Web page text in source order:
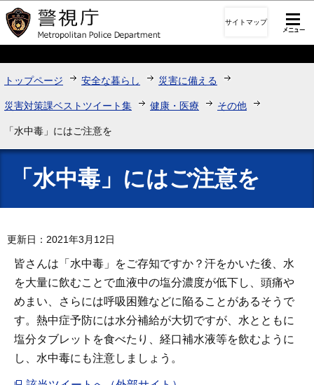
このページの本文へ移動
サイトマップ
トップページ 安全な暮らし 災害に備える
災害対策課ベストツイート集 健康・医療 その他
「水中毒」にはご注意を
「水中毒」にはご注意を
更新日：2021年3月12日
皆さんは「水中毒」をご存知ですか？汗をかいた後、水
を大量に飲むことで血液中の塩分濃度が低下し、頭痛や
めまい、さらには呼吸困難などに陥ることがあるそうで
す。熱中症予防には水分補給が大切ですが、水とともに
塩分タブレットを食べたり、経口補水液等を飲むように
し、水中毒にも注意しましょう。